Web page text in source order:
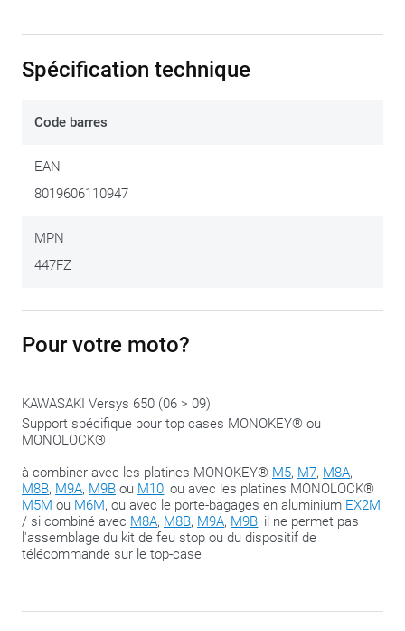
compose de deux bras solides spécifiques pour motos. La
quevalise Monolock
combiner avec
Nous partageons ce conseil :
plus pour adapter l’ensemble.
Spécification technique
Code barres
EAN
8019606110947
MPN
447FZ
Pour votre moto?
KAWASAKI Versys 650 (06 > 09)
Support spécifique pour top cases MONOKEY® ou
MONOLOCK®
à combiner avec les platines MONOKEY® M5, M7, M8A,
M8B, M9A, M9B ou M10, ou avec les platines MONOLOCK®
M5M ou M6M, ou avec le porte-bagages en aluminium EX2M
/ si combiné avec M8A, M8B, M9A, M9B, il ne permet pas
l'assemblage du kit de feu stop ou du dispositif de
télécommande sur le top-case